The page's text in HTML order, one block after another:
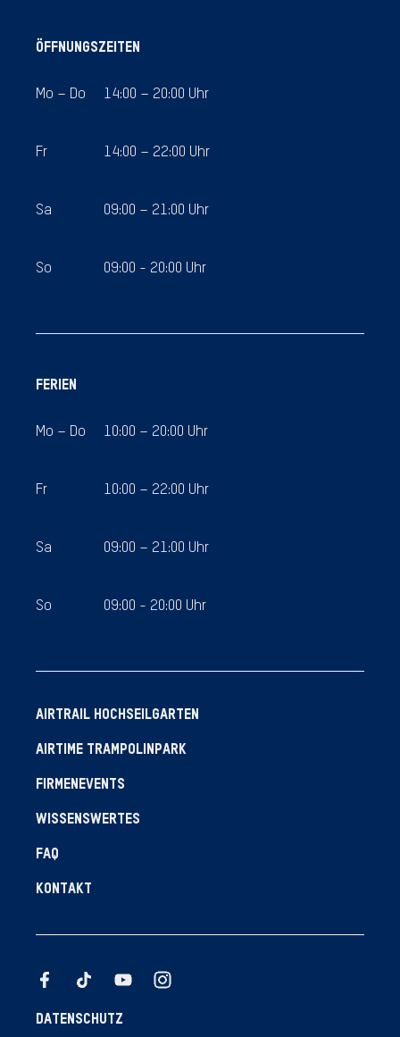
ÖFFNUNGSZEITEN
Mo – Do 14:00 – 20:00 Uhr
Fr 14:00 – 22:00 Uhr
Sa 09:00 – 21:00 Uhr
So 09:00 - 20:00 Uhr
FERIEN
Mo – Do 10:00 – 20:00 Uhr
Fr 10:00 – 22:00 Uhr
Sa 09:00 – 21:00 Uhr
So 09:00 - 20:00 Uhr
AIRTRAIL HOCHSEILGARTEN
AIRTIME TRAMPOLINPARK
FIRMENEVENTS
WISSENSWERTES
FAQ
KONTAKT
DATENSCHUTZ